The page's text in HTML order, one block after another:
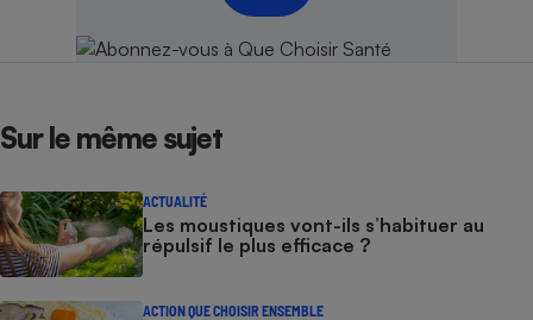
Sur le même sujet
ACTUALITÉ
Les moustiques vont-ils s’habituer au
répulsif le plus efficace ?
ACTION QUE CHOISIR ENSEMBLE